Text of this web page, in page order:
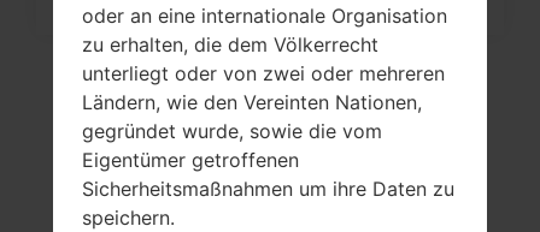
oder an eine internationale Organisation
zu erhalten, die dem Völkerrecht
unterliegt oder von zwei oder mehreren
Ländern, wie den Vereinten Nationen,
gegründet wurde, sowie die vom
Eigentümer getroffenen
Sicherheitsmaßnahmen um ihre Daten zu
speichern.